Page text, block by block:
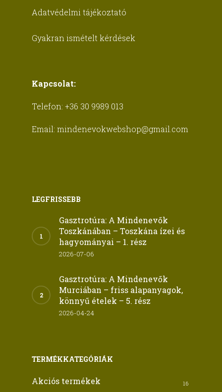
Adatvédelmi tájékoztató
Gyakran ismételt kérdések
Kapcsolat:
Telefon: +36 30 9989 013
Email: mindenevokwebshop@gmail.com
LEGFRISSEBB
Gasztrotúra: A Mindenevők
Toszkánában – Toszkána ízei és
hagyományai – 1. rész
2026-07-06
Gasztrotúra: A Mindenevők
Murciában – friss alapanyagok,
könnyű ételek – 5. rész
2026-04-24
TERMÉKKATEGÓRIÁK
Akciós termékek 16